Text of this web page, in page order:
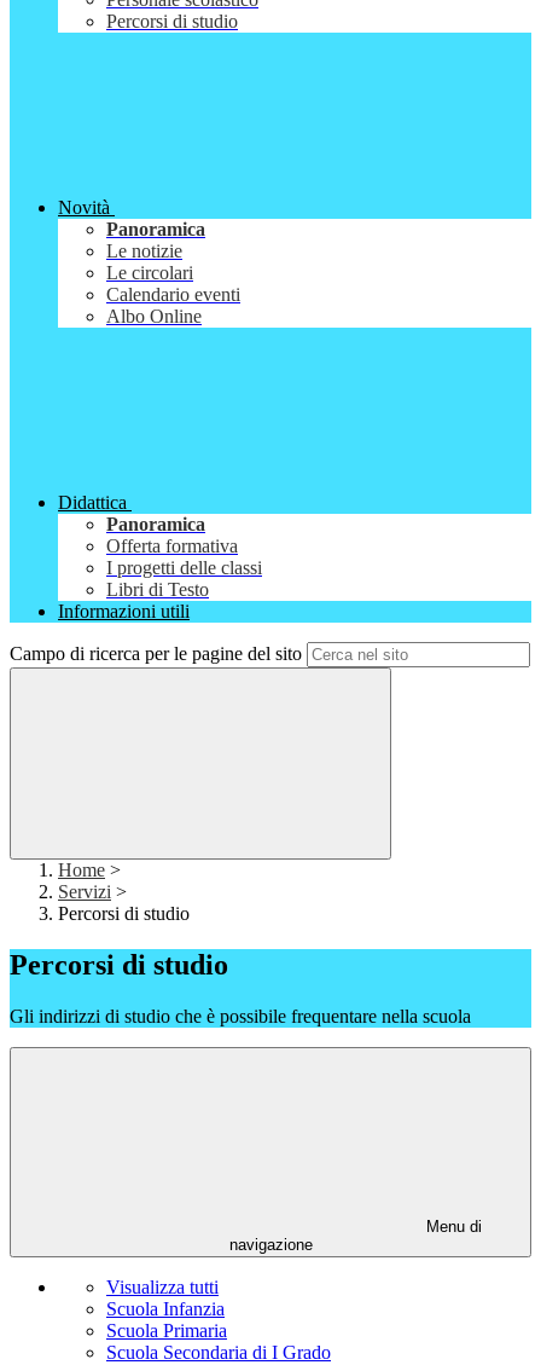
Percorsi di studio
Novità
Panoramica
Le notizie
Le circolari
Calendario eventi
Albo Online
Didattica
Panoramica
Offerta formativa
I progetti delle classi
Libri di Testo
Informazioni utili
Campo di ricerca per le pagine del sito
Home >
Servizi >
Percorsi di studio
Percorsi di studio
Gli indirizzi di studio che è possibile frequentare nella scuola
Menu di
navigazione
Visualizza tutti
Scuola Infanzia
Scuola Primaria
Scuola Secondaria di I Grado